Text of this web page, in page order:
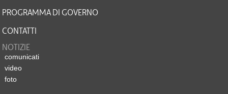
PROGRAMMA DI GOVERNO
CONTATTI
NOTIZIE
comunicati
video
foto